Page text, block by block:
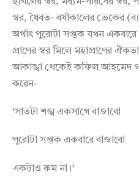
স্বর, ধৈবত- বর্ষাকালের ভেকের
অর্থাৎ পুরোটা সপ্তক যখন
প্রাণের স্বর মিলে মহাপ্রাণের
আকাঙ্খা থেকেই কফিল আহমেদ
করেন-
‘সাতটা শঙ্খ একসাথে বাজাবো
পুরোটা সপ্তক একবারে বাজাবো
একটাও কম না।’